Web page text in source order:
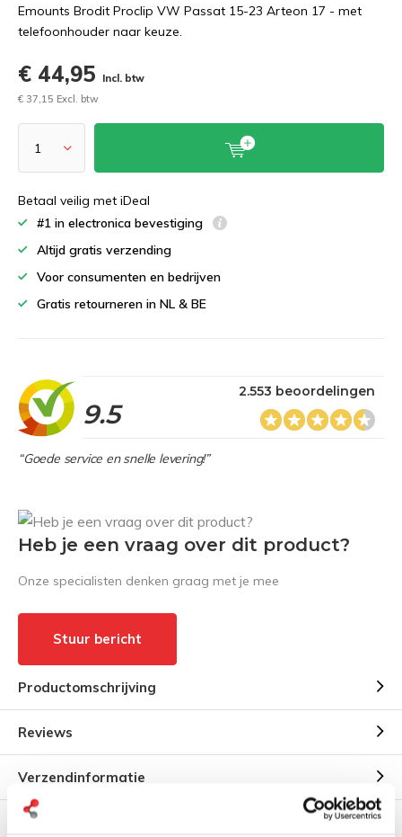
Emounts Brodit Proclip VW Passat 15-23 Arteon 17 - met
telefoonhouder naar keuze.
€ 44,95
Incl. btw
€ 37,15 Excl. btw
Betaal veilig met iDeal
#1 in electronica bevestiging
Altijd gratis verzending
Voor consumenten en bedrijven
Gratis retourneren in NL & BE
9.5
2.553 beoordelingen
“Goede service en snelle levering!”
Heb je een vraag over dit product?
Onze specialisten denken graag met je mee
Stuur bericht
Productomschrijving
Reviews
Verzendinformatie